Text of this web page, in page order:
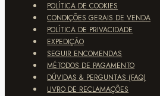
POLÍTICA DE COOKIES
CONDIÇÕES GERAIS DE VENDA
POLÍTICA DE PRIVACIDADE
EXPEDIÇÃO
SEGUIR ENCOMENDAS
MÉTODOS DE PAGAMENTO
DÚVIDAS & PERGUNTAS (FAQ)
LIVRO DE RECLAMAÇÕES